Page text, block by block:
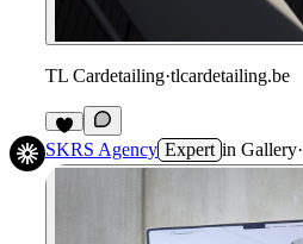
TL Cardetailing·tlcardetailing.be
SKRS Agency Expert in Gallery·